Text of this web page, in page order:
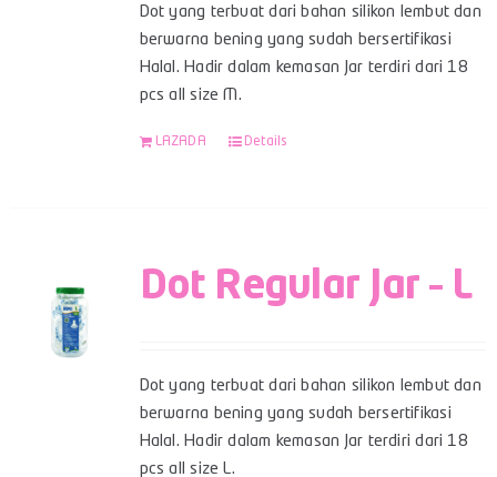
Dot yang terbuat dari bahan silikon lembut dan
berwarna bening yang sudah bersertifikasi
Halal. Hadir dalam kemasan Jar terdiri dari 18
pcs all size M.
LAZADA Details
Dot Regular Jar – L
Dot yang terbuat dari bahan silikon lembut dan
berwarna bening yang sudah bersertifikasi
Halal. Hadir dalam kemasan Jar terdiri dari 18
pcs all size L.